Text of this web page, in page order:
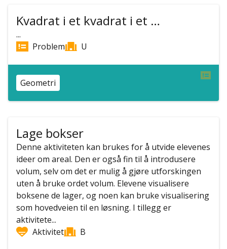
Kvadrat i et kvadrat i et …
...
Problem
U
Geometri
Lage bokser
Denne aktiviteten kan brukes for å utvide elevenes
ideer om areal. Den er også fin til å introdusere
volum, selv om det er mulig å gjøre utforskingen
uten å bruke ordet volum. Elevene visualisere
boksene de lager, og noen kan bruke visualisering
som hovedveien til en løsning. I tillegg er
aktivitete...
Aktivitet
B